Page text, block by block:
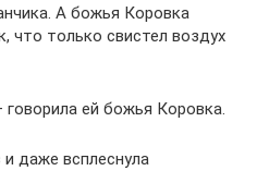
А божья Коровка
что только свистел воздух
ей божья Коровка.
даже всплеснула